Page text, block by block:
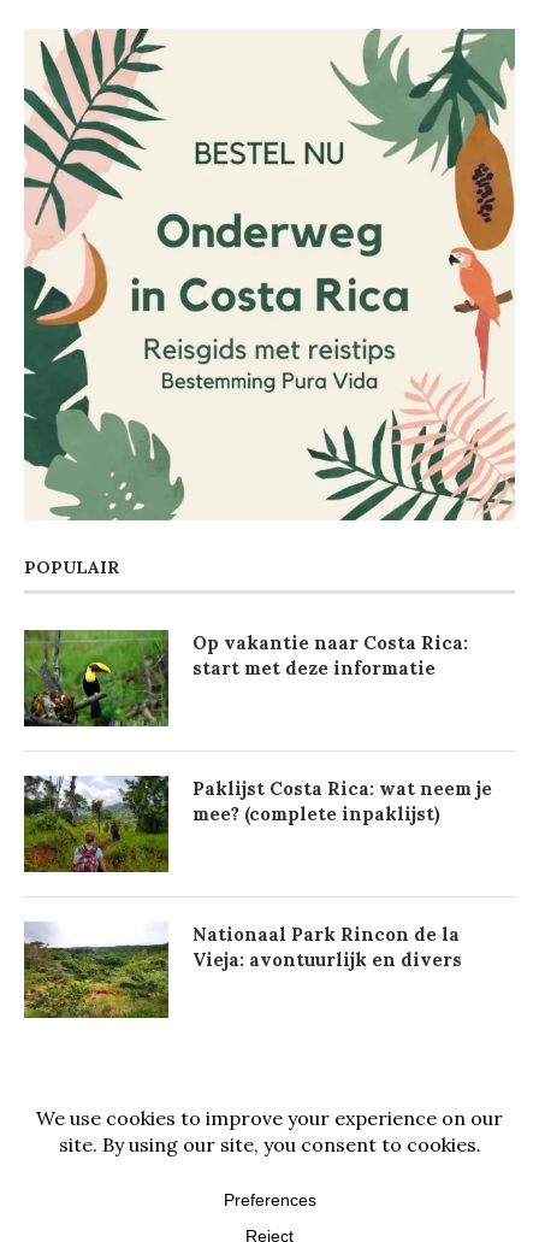
POPULAIR
Op vakantie naar Costa Rica:
start met deze informatie
Paklijst Costa Rica: wat neem je
mee? (complete inpaklijst)
Nationaal Park Rincon de la
Vieja: avontuurlijk en divers
@2021 - All Right Reserved. Designed and Developed by